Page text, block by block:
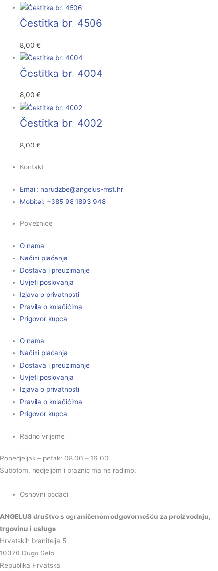
Čestitka br. 4506
8,00€
Čestitka br. 4004
8,00€
Čestitka br. 4002
8,00€
Kontakt
Email: rh.tsm-sulegna
@ebzduran
Mobitel: +385 98 1893 948
Poveznice
O nama
Načini plaćanja
Dostava i preuzimanje
Uvjeti poslovanja
Izjava o privatnosti
Pravila o kolačićima
Prigovor kupca
O nama
Načini plaćanja
Dostava i preuzimanje
Uvjeti poslovanja
Izjava o privatnosti
Pravila o kolačićima
Prigovor kupca
Radno vrijeme
Ponedjeljak – petak: 08.00 – 16.00
Subotom, nedjeljom i praznicima ne radimo.
Osnovni podaci
ANGELUS društvo s ograničenom odgovornošću za proizvodnju,
trgovinu i usluge
Hrvatskih branitelja 5
10370 Dugo Selo
Republika Hrvatska